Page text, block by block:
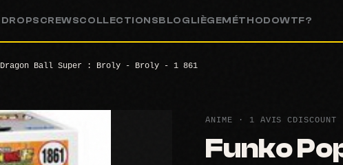
DROPS CREWSCOLLECTIONSBLOG LIÈGEMÉTHODOWTF?
Dragon Ball Super : Broly - Broly - 1 861
ANIME · 1 AVIS CDISCOUNT
Funko